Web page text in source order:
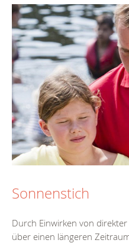
Sonnenstich
Durch Einwirken von
über einen längeren